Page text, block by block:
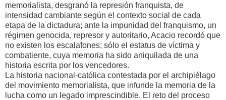
memorialista, desgranó la represión franquista, de
intensidad cambiante según el contexto social de cada
etapa de la dictadura; ante la impunidad del franquismo, un
régimen genocida, represor y autoritario, Acacio recordó que
no existen los escalafones; sólo el estatus de víctima y
combatiente, cuya memoria ha sido aniquilada de una
historia escrita por los vencedores.
La historia nacional-católica contestada por el archipiélago
del movimiento memorialista, que infunde la memoria de la
lucha como un legado imprescindible. El reto del proceso